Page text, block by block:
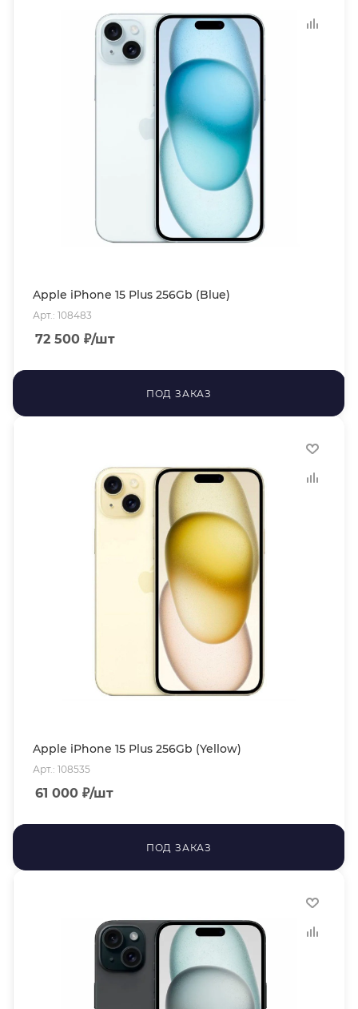
Apple iPhone 15 Plus 256Gb (Blue)
Арт.: 108483
72 500 ₽/шт
ПОД ЗАКАЗ
Apple iPhone 15 Plus 256Gb (Yellow)
Арт.: 108535
61 000 ₽/шт
ПОД ЗАКАЗ